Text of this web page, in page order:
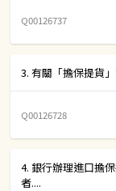
Q00126737
3. 有關「擔保提貨
Q00126728
4. 銀行辦理進口擔
者....